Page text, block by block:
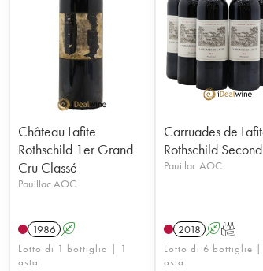
Château Lafite
Rothschild 1er Grand
Cru Classé
Pauillac AOC
1986 A
Lotto di 1 bottiglia | 1
asta
Carruades de
Rothschild
Pauillac AOC
2018 AT
Lotto di 6 bottiglie
asta